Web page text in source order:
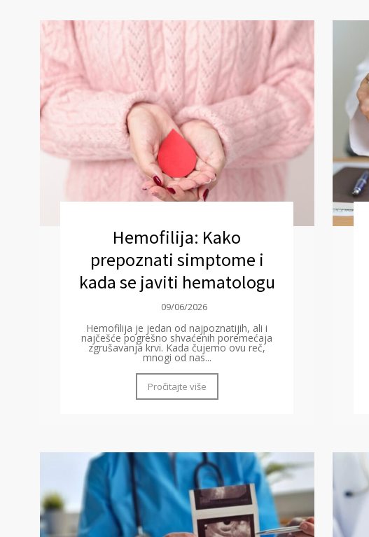
Hemofilija: Kako
prepoznati simptome i
kada se javiti hematologu
09/06/2026
Hemofilija je jedan od najpoznatijih, ali i
najčešće pogrešno shvaćenih poremećaja
zgrušavanja krvi. Kada čujemo ovu reč,
mnogi od nas...
Pročitajte više